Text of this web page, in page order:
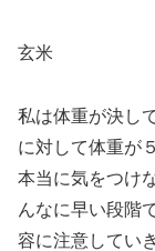
玄米
私は体重が決し
に対して体重が
本当に気をつけ
んなに早い段階
容に注意してい